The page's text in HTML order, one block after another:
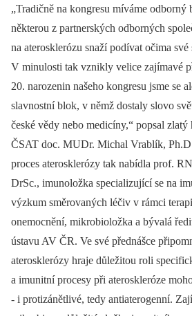
„Tradičně na kongresu míváme odborný
některou z partnerských odborných
na aterosklerózu snaží podívat očima své
V minulosti tak vznikly velice zajímavé
20. narozenin našeho kongresu jsme se
slavnostní blok, v němž dostaly slovo
české vědy nebo medicíny,“ popsal zlatý
ČSAT doc. MUDr. Michal Vrablík,
proces aterosklerózy tak nabídla prof.
DrSc., imunoložka specializující se na
výzkum směrovaných léčiv v rámci
onemocnění, mikrobioložka a bývalá
ústavu AV ČR. Ve své přednášce
aterosklerózy hraje důležitou roli
a imunitní procesy při ateroskleróze
-⁠ i protizánětlivé, tedy antiaterogenní.